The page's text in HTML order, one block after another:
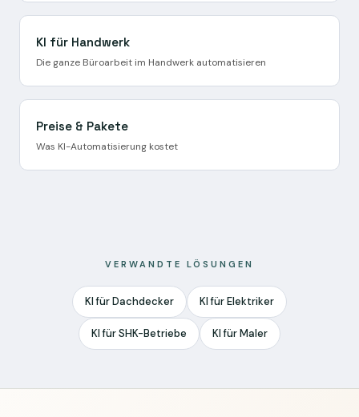
KI für Handwerk
Die ganze Büroarbeit im Handwerk automatisieren
Preise & Pakete
Was KI-Automatisierung kostet
VERWANDTE LÖSUNGEN
KI für Dachdecker KI für Elektriker
KI für SHK-Betriebe KI für Maler